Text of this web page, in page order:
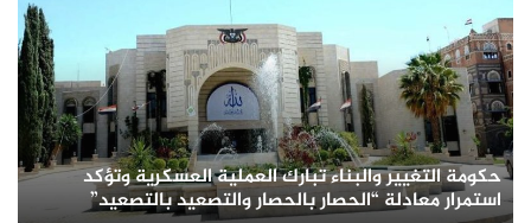
حكومة التغيير والبناء تبارك العملية العسكرية وتؤكد
استمرار معادلة “الحصار بالحصار والتصعيد بالتصعيد”